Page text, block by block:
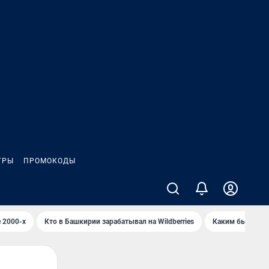
ПРОМОКОДЫ
2000-х Кто в Башкирии зарабатывал на Wildberries Каким было